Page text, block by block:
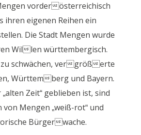
vorderösterreichisch
ihren eigenen Reihen ein
Die Stadt Mengen wurde
Willen württembergisch.
zu schwächen, vergrößerte
Württemberg und Bayern.
Zeit“ geblieben ist, sind
Mengen „weiß-rot“ und
Bürgerwache.